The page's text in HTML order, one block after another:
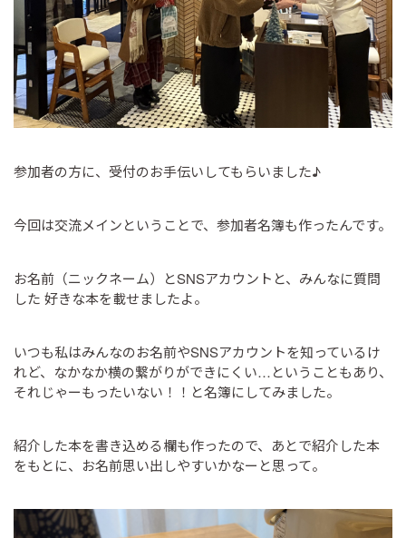
参加者の方に、受付のお手伝いしてもらいました♪
今回は交流メインということで、参加者名簿も作ったんです。
お名前（ニックネーム）とSNSアカウントと、みんなに質問
した 好きな本を載せましたよ。
いつも私はみんなのお名前やSNSアカウントを知っているけ
れど、なかなか横の繋がりができにくい…ということもあり、
それじゃーもったいない！！と名簿にしてみました。
紹介した本を書き込める欄も作ったので、あとで紹介した本
をもとに、お名前思い出しやすいかなーと思って。